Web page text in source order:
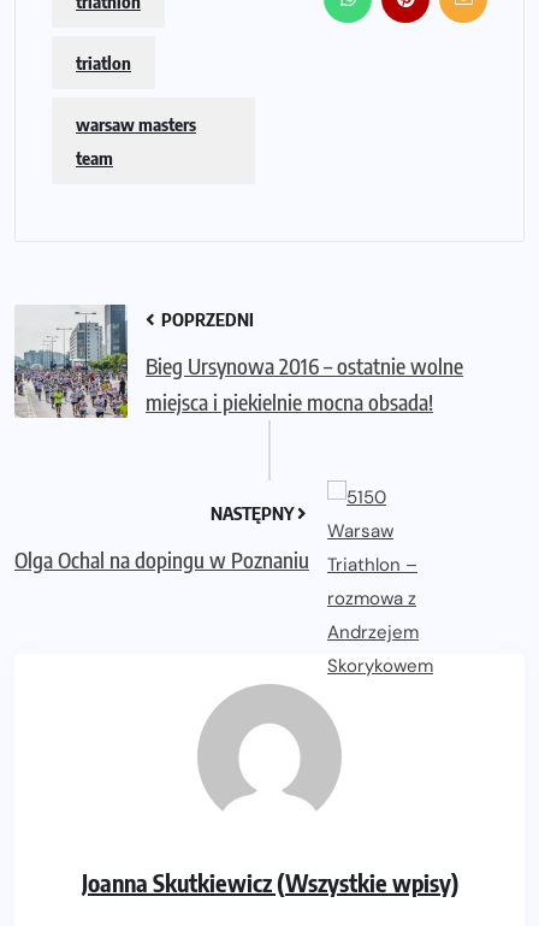
triatlon
warsaw masters
team
POPRZEDNI
Bieg Ursynowa 2016 – ostatnie wolne
miejsca i piekielnie mocna obsada!
NASTĘPNY
Olga Ochal na dopingu w Poznaniu
Joanna Skutkiewicz (Wszystkie wpisy)